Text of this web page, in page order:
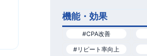
機能・効果
#CPA改善
#リピート率向上